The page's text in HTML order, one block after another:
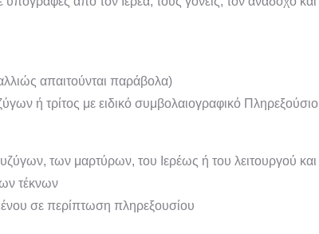
απαιτούνται παράβολα)
ή τρίτος με ειδικό συμβολαιογραφικό Πληρεξούσιο
των μαρτύρων, του Ιερέως ή του λειτουργού και
τέκνων
σε περίπτωση πληρεξουσίου